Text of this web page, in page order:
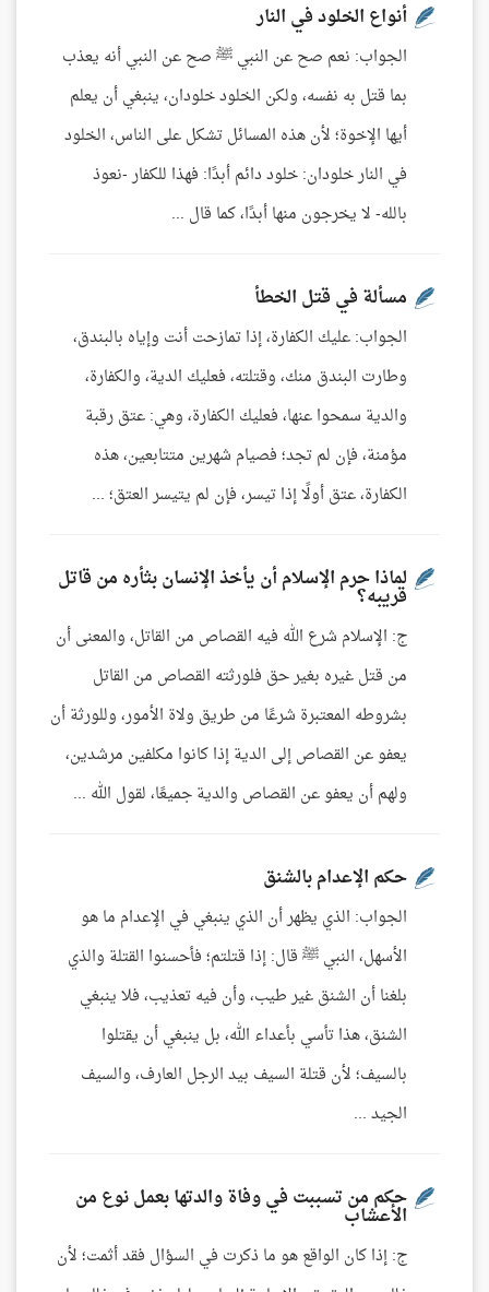
أنواع الخلود في النار
الجواب: نعم صح عن النبي ﷺ صح عن النبي أنه يعذب
بما قتل به نفسه، ولكن الخلود خلودان، ينبغي أن يعلم
أيها الإخوة؛ لأن هذه المسائل تشكل على الناس، الخلود
في النار خلودان: خلود دائم أبدًا: فهذا للكفار -نعوذ
بالله- لا يخرجون منها أبدًا، كما قال ...
مسألة في قتل الخطأ
الجواب: عليك الكفارة، إذا تمازحت أنت وإياه بالبندق،
وطارت البندق منك، وقتلته، فعليك الدية، والكفارة،
والدية سمحوا عنها، فعليك الكفارة، وهي: عتق رقبة
مؤمنة، فإن لم تجد؛ فصيام شهرين متتابعين، هذه
الكفارة، عتق أولًا إذا تيسر، فإن لم يتيسر العتق؛ ...
لماذا حرم الإسلام أن يأخذ الإنسان بثأره من قاتل
قريبه؟
ج: الإسلام شرع الله فيه القصاص من القاتل، والمعنى أن
من قتل غيره بغير حق فلورثته القصاص من القاتل
بشروطه المعتبرة شرعًا من طريق ولاة الأمور، وللورثة أن
يعفو عن القصاص إلى الدية إذا كانوا مكلفين مرشدين،
ولهم أن يعفو عن القصاص والدية جميعًا، لقول الله ...
حكم الإعدام بالشنق
الجواب: الذي يظهر أن الذي ينبغي في الإعدام ما هو
الأسهل، النبي ﷺ قال: إذا قتلتم؛ فأحسنوا القتلة والذي
بلغنا أن الشنق غير طيب، وأن فيه تعذيب، فلا ينبغي
الشنق، هذا تأسي بأعداء الله، بل ينبغي أن يقتلوا
بالسيف؛ لأن قتلة السيف بيد الرجل العارف، والسيف
الجيد ...
حكم من تسببت في وفاة والدتها بعمل نوع من
الأعشاب
ج: إذا كان الواقع هو ما ذكرت في السؤال فقد أثمت؛ لأن